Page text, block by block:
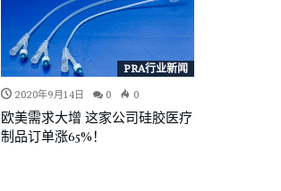
PRA行业新闻
2020年9月14日 0 0
欧美需求大增 这家公司硅胶医疗
制品订单涨65%！